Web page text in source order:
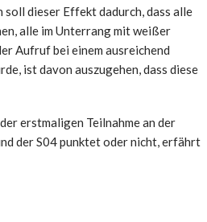
dieser Effekt dadurch, dass alle
alle im Unterrang mit weißer
Aufruf bei einem ausreichend
ist davon auszugehen, dass diese
erstmaligen Teilnahme an der
der S04 punktet oder nicht, erfährt